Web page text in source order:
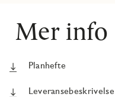
Mer info
Planhefte
Leveransebeskrivelse